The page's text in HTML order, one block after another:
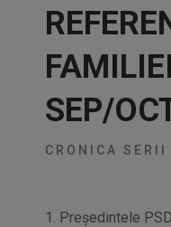
SEP/
CRONICA SERII
1. Preşedintele